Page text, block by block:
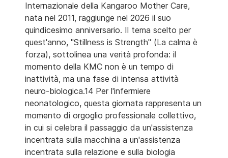
Internazionale della Kangaroo Mother Care,
nata nel 2011, raggiunge nel 2026 il suo
quindicesimo anniversario. Il tema scelto per
quest'anno, "Stillness is Strength" (La calma è
forza), sottolinea una verità profonda: il
momento della KMC non è un tempo di
inattività, ma una fase di intensa attività
neuro-biologica.14 Per l'infermiere
neonatologico, questa giornata rappresenta un
momento di orgoglio professionale collettivo,
in cui si celebra il passaggio da un'assistenza
incentrata sulla macchina a un'assistenza
incentrata sulla relazione e sulla biologia